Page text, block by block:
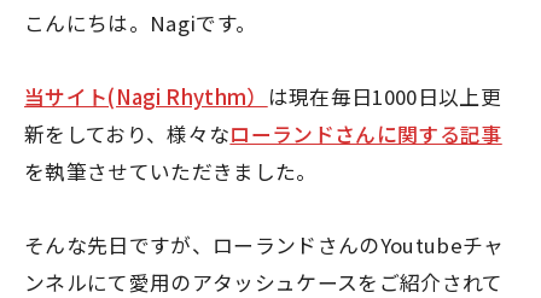
こんにちは。Nagiです。
当サイト(Nagi Rhythm） は現在毎日1000日以上更
新をしており、様々なローランドさんに関する記事
を執筆させていただきました。
そんな先日ですが、ローランドさんのYoutubeチャ
ンネルにて愛用のアタッシュケースをご紹介されて